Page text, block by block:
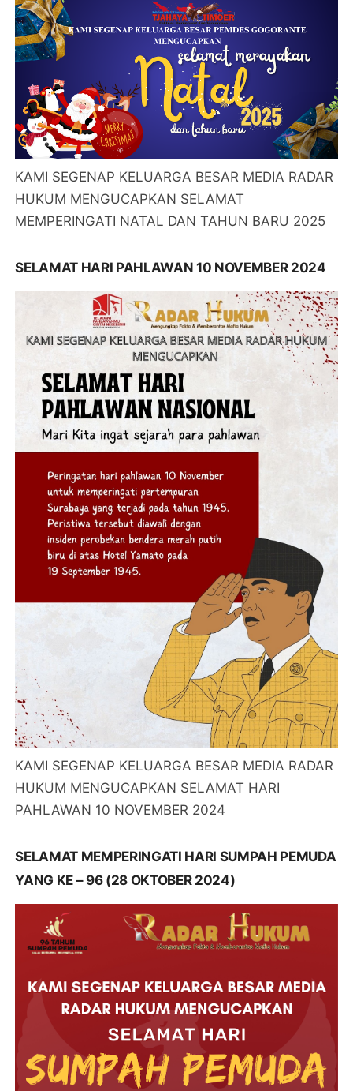
KAMI SEGENAP KELUARGA BESAR MEDIA RADAR
HUKUM MENGUCAPKAN SELAMAT
MEMPERINGATI NATAL DAN TAHUN BARU 2025
SELAMAT HARI PAHLAWAN 10 NOVEMBER 2024
KAMI SEGENAP KELUARGA BESAR MEDIA RADAR
HUKUM MENGUCAPKAN SELAMAT HARI
PAHLAWAN 10 NOVEMBER 2024
SELAMAT MEMPERINGATI HARI SUMPAH PEMUDA
YANG KE – 96 (28 OKTOBER 2024)